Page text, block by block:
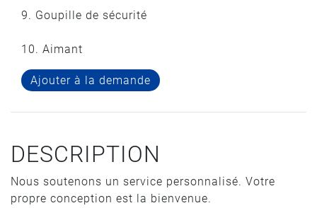
9. Goupille de sécurité
10. Aimant
Ajouter à la demande
DESCRIPTION
Nous soutenons un service personnalisé. Votre
propre conception est la bienvenue.